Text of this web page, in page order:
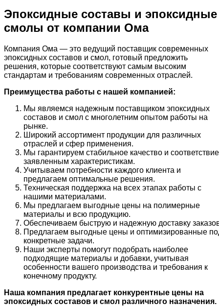
Эпоксидные составы и эпоксидные
смолы от компании Ома
Компания Ома — это ведущий поставщик современных
эпоксидных составов и смол, готовый предложить
решения, которые соответствуют самым высоким
стандартам и требованиям современных отраслей.
Преимущества работы с нашей компанией:
Мы являемся надежным поставщиком эпоксидных
составов и смол с многолетним опытом работы на
рынке.
Широкий ассортимент продукции для различных
отраслей и сфер применения.
Мы гарантируем стабильное качество и соответствие
заявленным характеристикам.
Учитываем потребности каждого клиента и
предлагаем оптимальные решения.
Техническая поддержка на всех этапах работы с
нашими материалами.
Мы предлагаем выгодные цены на полимерные
материалы и всю продукцию.
Обеспечиваем быструю и надежную доставку
Предлагаем выгодные цены и оптимизированные
конкретные задачи.
Наши эксперты помогут подобрать наиболее
подходящие материалы и добавки, учитывая
особенности вашего производства и требования к
конечному продукту.
Наша компания предлагает конкурентные цены на
эпоксидных составов и смол различного назначения.